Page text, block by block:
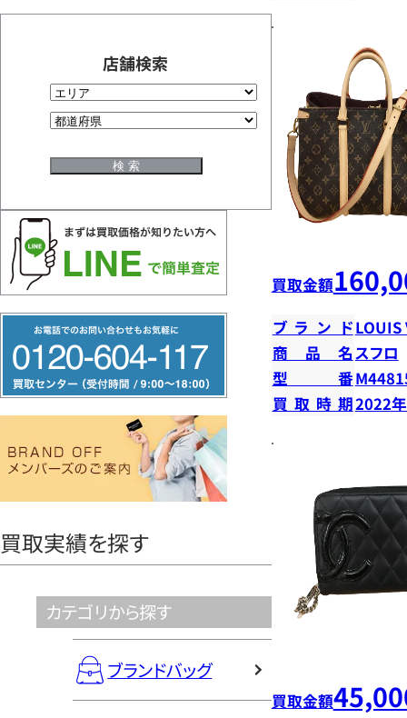
店舗検索
リ
ー
ヤ
買取実績を探す
カテゴリから探す
ブランドバッグ
買取金額
ブランドLOUIS
商品名スフロ
型番
買取時期2022
買取金額